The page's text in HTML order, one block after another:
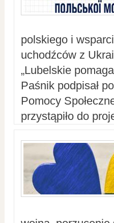
polskiego i
uchodźców z
„Lubelskie
Paśnik podpisał
Pomocy
przystąpiło do